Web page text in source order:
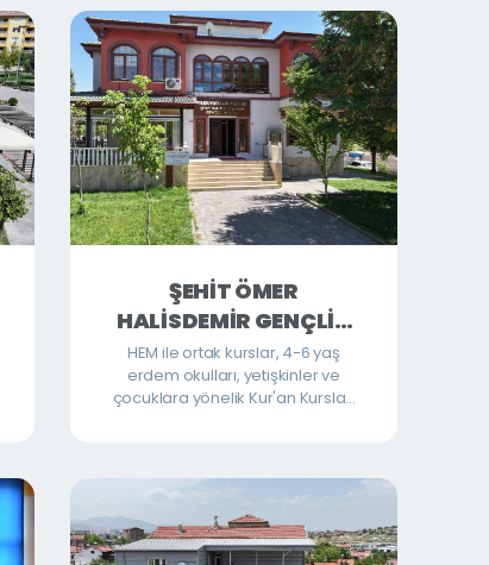
ŞEHİT ÖMER
HALİSDEMİR GENÇLİK
MERKEZİ
HEM ile ortak kurslar, 4-6 yaş
erdem okulları, yetişkinler ve
çocuklara yönelik Kur'an Kursları